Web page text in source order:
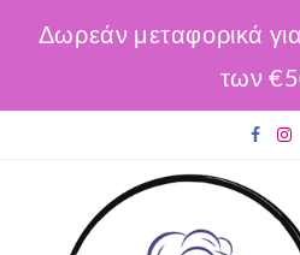
Δωρεάν μεταφορικά
των